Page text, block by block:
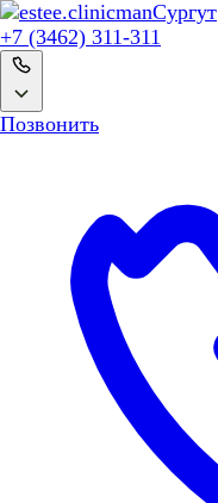
manСургут
+7 (3462) 311-311
Позвонить